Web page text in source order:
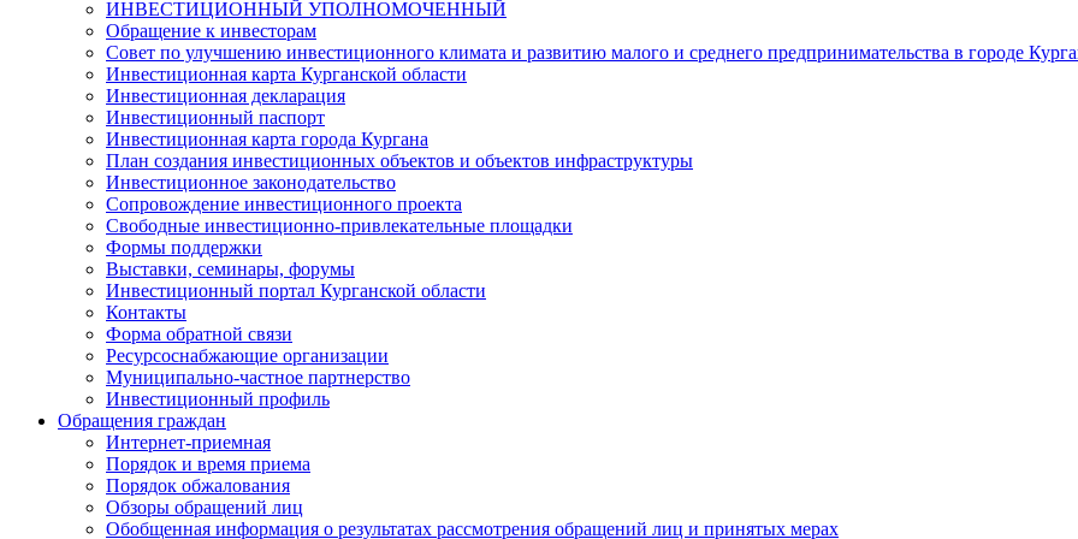
ИНВЕСТИЦИОННЫЙ УПОЛНОМОЧЕННЫЙ
Обращение к инвесторам
Совет по улучшению инвестиционного климата и развитию малого и среднего предпринимательства в городе
Инвестиционная карта Курганской области
Инвестиционная декларация
Инвестиционный паспорт
Инвестиционная карта города Кургана
План создания инвестиционных объектов и объектов инфраструктуры
Инвестиционное законодательство
Сопровождение инвестиционного проекта
Свободные инвестиционно-привлекательные площадки
Формы поддержки
Выставки, семинары, форумы
Инвестиционный портал Курганской области
Контакты
Форма обратной связи
Ресурсоснабжающие организации
Муниципально-частное партнерство
Инвестиционный профиль
Обращения граждан
Интернет-приемная
Порядок и время приема
Порядок обжалования
Обзоры обращений лиц
Обобщенная информация о результатах рассмотрения обращений лиц и принятых мерах